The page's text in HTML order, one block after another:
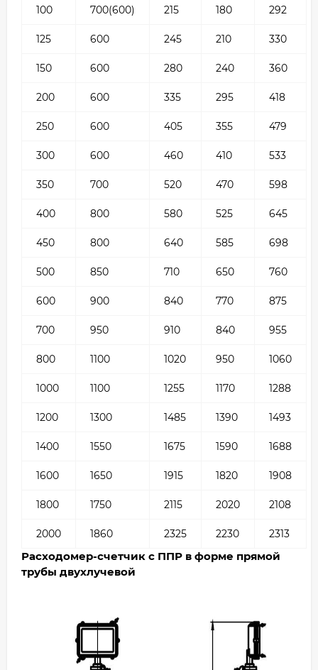
100 700(600) 215 180 292
125 600 245 210 330
150 600 280 240 360
200 600 335 295 418
250 600 405 355 479
300 600 460 410 533
350 700 520 470 598
400 800 580 525 645
450 800 640 585 698
500 850 710 650 760
600 900 840 770 875
700 950 910 840 955
800 1100 1020 950 1060
1000 1100 1255 1170 1288
1200 1300 1485 1390 1493
1400 1550 1675 1590 1688
1600 1650 1915 1820 1908
1800 1750 2115 2020 2108
2000 1860 2325 2230 2313
Расходомер-счетчик с ППР в форме прямой
трубы двухлучевой